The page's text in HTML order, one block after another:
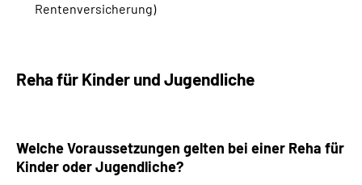
Rentenversicherung)
Reha für Kinder und Jugendliche
Welche Voraussetzungen gelten bei einer Reha für
Kinder oder Jugendliche?